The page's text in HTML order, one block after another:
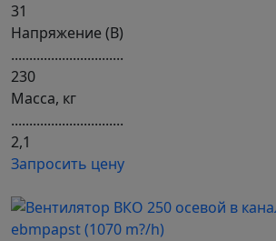
31
Напряжение (В)
...............................
230
Масса, кг
...............................
2,1
Запросить цену